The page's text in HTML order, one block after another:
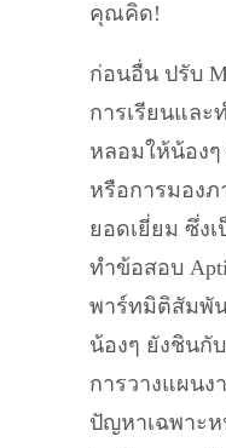
คุณคิด!
ก่อนอื่น ปรับ
การเรียนและ
หลอมให้น้องๆ
หรือการมอง
ยอดเยี่ยม ซึ่ง
ทำข้อสอบ
พาร์ทมิติสัมพั
น้องๆ ยังชินกั
การวางแผนง
ปัญหาเฉพาะ